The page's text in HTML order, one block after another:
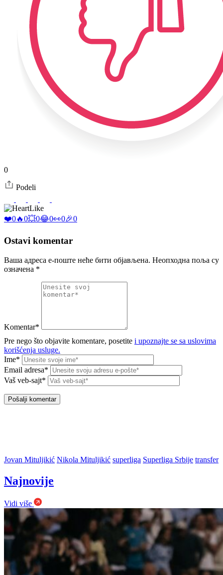
0
Podeli
Like
❤️0🔥0💥0😂0👀0🎉0
Ostavi komentar
Ваша адреса е-поште неће бити објављена. Неопходна поља су
означена *
Komentar*
Pre nego što objavite komentare, posetite i upoznajte se sa uslovima
korišćenja usluge.
Ime*
Email adresa*
Vaš veb-sajt*
Jovan Mituljikić Nikola Mituljikić superliga Superliga Srbije transfer
Najnovije
Vidi više